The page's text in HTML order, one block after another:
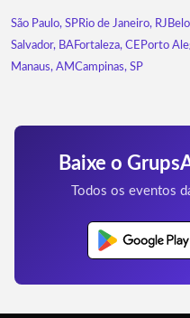
São Paulo, SPRio de Janeiro, RJ
Salvador, BAFortaleza, CE Porto
Manaus, AMCampinas, SP
Baixe o
Todos os eventos